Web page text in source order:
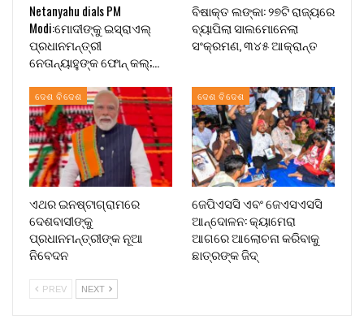
Netanyahu dials PM
Modi:ମୋଦୀଙ୍କୁ ଇସ୍ରାଏଲ୍
ପ୍ରଧାନମନ୍ତ୍ରୀ
ନେତାନ୍ୟାହୁଙ୍କ ଫୋନ୍ କଲ୍;…
ବିଷାକ୍ତ ଲଙ୍କା: ୨୭ଟି ରାଜ୍ୟରେ
ବ୍ୟାପିଲା ସାଲମୋନେଲା
ସଂକ୍ରମଣ, ୩୪୫ ଆକ୍ରାନ୍ତ
ଦେଶ ବିଦେଶ
ଏଥର ଇନଷ୍ଟାଗ୍ରାମରେ
ଦେଶବାସୀଙ୍କୁ
ପ୍ରଧାନମନ୍ତ୍ରୀଙ୍କ ନୂଆ
ନିବେଦନ
ଦେଶ ବିଦେଶ
ଜେପିଏସସି ଏବଂ ଜେଏସଏସସି
ଆନ୍ଦୋଳନ: କ୍ୟାମେରା
ଆଗରେ ଆଲୋଚନା କରିବାକୁ
ଛାତ୍ରଙ୍କ ଜିଦ୍
PREV NEXT